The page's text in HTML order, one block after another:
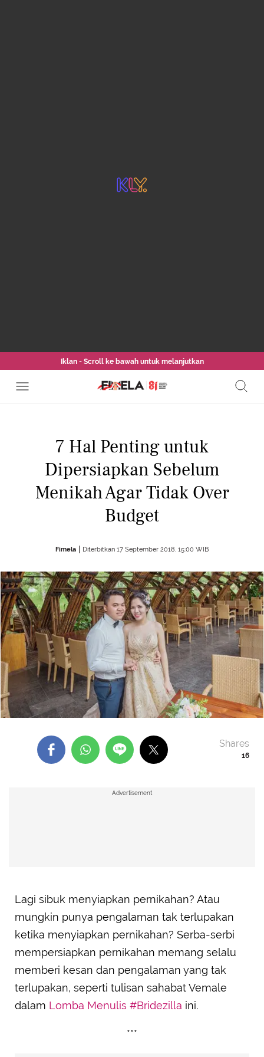
Iklan - Scroll ke bawah untuk melanjutkan
7 Hal Penting untuk
Dipersiapkan Sebelum
Menikah Agar Tidak Over
Budget
Fimela Diterbitkan 17 September 2018, 15:00 WIB
16
Shares
Advertisement
Lagi sibuk menyiapkan pernikahan? Atau
mungkin punya pengalaman tak terlupakan
ketika menyiapkan pernikahan? Serba-serbi
mempersiapkan pernikahan memang selalu
memberi kesan dan pengalaman yang tak
terlupakan, seperti tulisan sahabat Vemale
dalam Lomba Menulis #Bridezilla ini.
***